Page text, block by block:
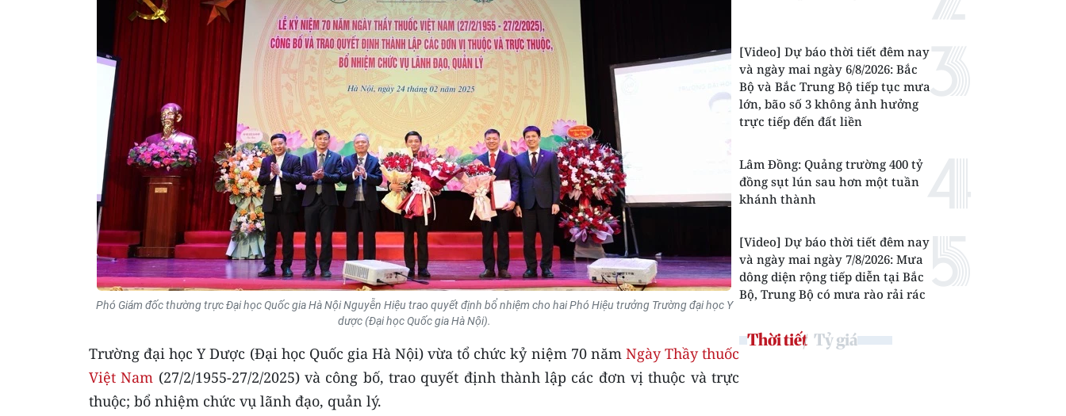
Phó Giám đốc thường trực Đại học Quốc gia Hà Nội Nguyễn Hiệu trao quyết định bổ nhiệm cho hai Phó Hiệu trưởng Trường đại học Y
dược (Đại học Quốc gia Hà Nội).
Trường đại học Y Dược (Đại học Quốc gia Hà Nội) vừa tổ chức kỷ niệm 70 năm Ngày Thầy thuốc
Việt Nam (27/2/1955-27/2/2025) và công bố, trao quyết định thành lập các đơn vị thuộc và trực
thuộc; bổ nhiệm chức vụ lãnh đạo, quản lý.
[Video] Dự báo thời tiết đêm nay
và ngày mai ngày 6/8/2026: Bắc
Bộ và Bắc Trung Bộ tiếp tục mưa
lớn, bão số 3 không ảnh hưởng
trực tiếp đến đất liền
Lâm Đồng: Quảng trường 400 tỷ
đồng sụt lún sau hơn một tuần
khánh thành
[Video] Dự báo thời tiết đêm nay
và ngày mai ngày 7/8/2026: Mưa
dông diện rộng tiếp diễn tại Bắc
Bộ, Trung Bộ có mưa rào rải rác
Thời tiết Tỷ giá